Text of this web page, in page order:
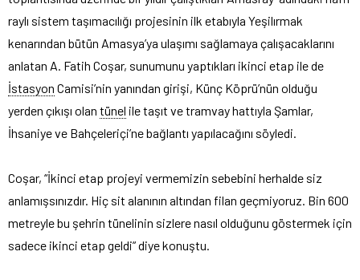
raylı sistem taşımacılığı projesinin ilk etabıyla Yeşilırmak
kenarından bütün Amasya’ya ulaşımı sağlamaya çalışacaklarını
anlatan A. Fatih Coşar, sunumunu yaptıkları ikinci etap ile de
İstasyon Camisi’nin yanından girişi, Künç Köprü’nün olduğu
yerden çıkışı olan tünel ile taşıt ve tramvay hattıyla Şamlar,
İhsaniye ve Bahçeleriçi’ne bağlantı yapılacağını söyledi.
Coşar, “İkinci etap projeyi vermemizin sebebini herhalde siz
anlamışsınızdır. Hiç sit alanının altından filan geçmiyoruz. Bin 600
metreyle bu şehrin tünelinin sizlere nasıl olduğunu göstermek için
sadece ikinci etap geldi” diye konuştu.